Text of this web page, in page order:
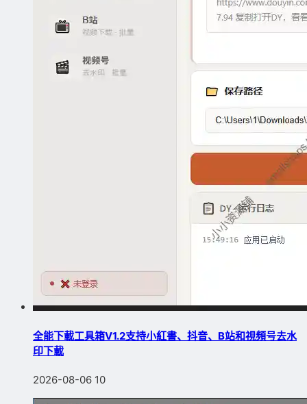
全能下載工具箱V1.2支持小紅書、抖音、B站和視頻号去水
印下載
2026-08-06 10